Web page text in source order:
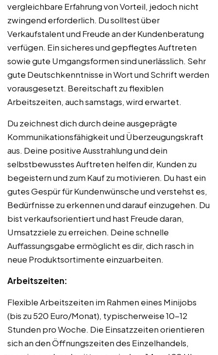
vergleichbare Erfahrung von Vorteil, jedoch nicht
zwingend erforderlich. Du solltest über
Verkaufstalent und Freude an der Kundenberatung
verfügen. Ein sicheres und gepflegtes Auftreten
sowie gute Umgangsformen sind unerlässlich. Sehr
gute Deutschkenntnisse in Wort und Schrift werden
vorausgesetzt. Bereitschaft zu flexiblen
Arbeitszeiten, auch samstags, wird erwartet.
Du zeichnest dich durch deine ausgeprägte
Kommunikationsfähigkeit und Überzeugungskraft
aus. Deine positive Ausstrahlung und dein
selbstbewusstes Auftreten helfen dir, Kunden zu
begeistern und zum Kauf zu motivieren. Du hast ein
gutes Gespür für Kundenwünsche und verstehst es,
Bedürfnisse zu erkennen und darauf einzugehen. Du
bist verkaufsorientiert und hast Freude daran,
Umsatzziele zu erreichen. Deine schnelle
Auffassungsgabe ermöglicht es dir, dich rasch in
neue Produktsortimente einzuarbeiten.
Arbeitszeiten:
Flexible Arbeitszeiten im Rahmen eines Minijobs
(bis zu 520 Euro/Monat), typischerweise 10-12
Stunden pro Woche. Die Einsatzzeiten orientieren
sich an den Öffnungszeiten des Einzelhandels,